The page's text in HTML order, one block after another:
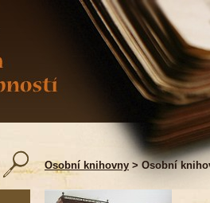
Osobní knihovny > Osobní